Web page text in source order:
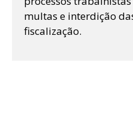
multas e interdição
fiscalização.